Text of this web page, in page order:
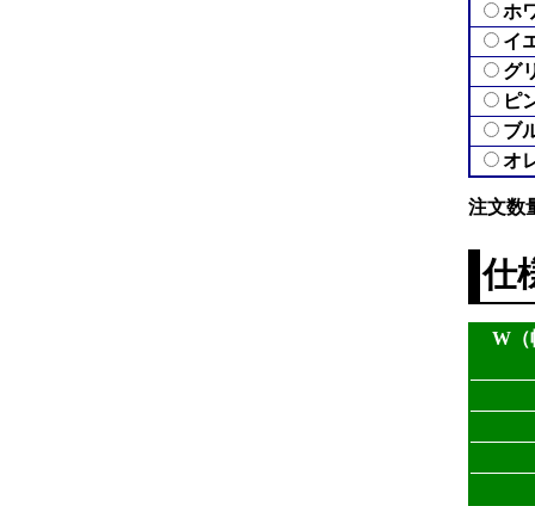
ホ
イ
グ
ピ
ブ
オ
注文数
仕
W（